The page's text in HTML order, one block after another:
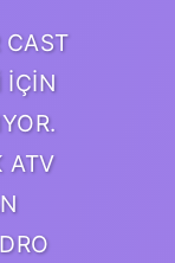
CAST
İÇİN
ATV